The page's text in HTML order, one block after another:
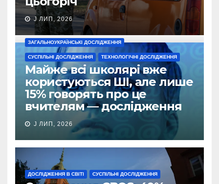
J ЛИП, 2026
ЗАГАЛЬНОУКРАЇНСЬКІ ДОСЛІДЖЕННЯ
СУСПІЛЬНІ ДОСЛІДЖЕННЯ ТЕХНОЛОГІЧНІ ДОСЛІДЖЕННЯ
Майже всі школярі вже
користуються ШІ, але лише
15% говорять про це
вчителям — дослідження
J ЛИП, 2026
ДОСЛІДЖЕННЯ В СВІТІ СУСПІЛЬНІ ДОСЛІДЖЕННЯ